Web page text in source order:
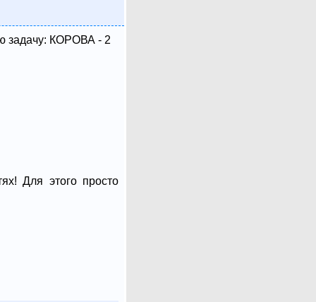
задачу: КОРОВА - 2
Для этого просто